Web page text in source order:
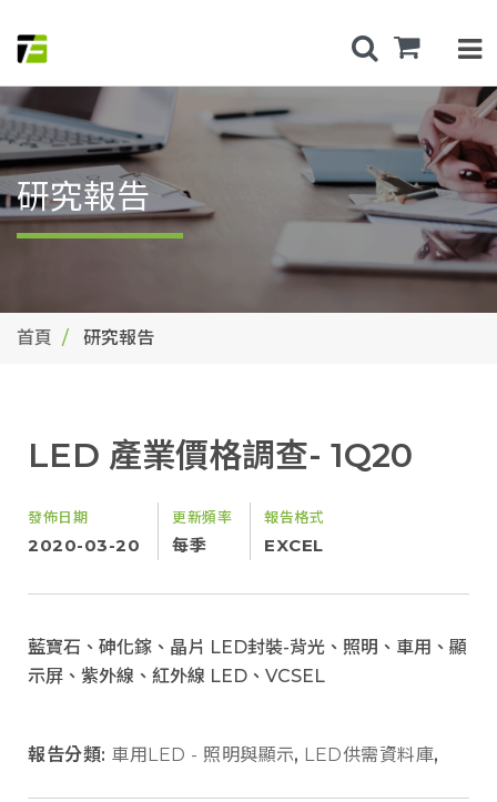
研究報告
首頁 研究報告
LED 產業價格調查- 1Q20
發佈日期
2020-03-20
更新頻率
每季
報告格式
EXCEL
藍寶石、砷化鎵、晶片 LED封裝-背光、照明、車用、顯
示屏、紫外線、紅外線 LED、VCSEL
報告分類: 車用LED - 照明與顯示, LED供需資料庫,